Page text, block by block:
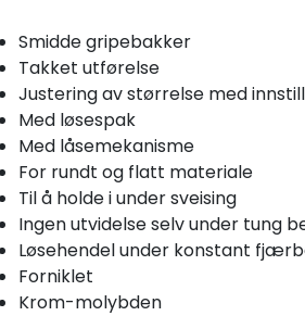
Smidde gripebakker
Takket utførelse
Justering av størrelse med
Med løsespak
Med låsemekanisme
For rundt og flatt materiale
Til å holde i under sveising
Ingen utvidelse selv under tung
Løsehendel under konstant
Forniklet
Krom-molybden